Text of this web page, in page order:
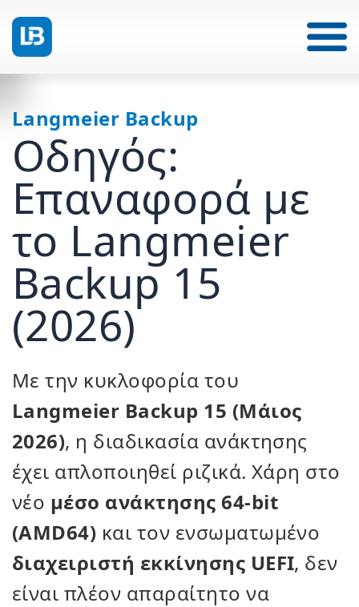
Langmeier Backup
Οδηγός:
Επαναφορά με
το Langmeier
Backup 15
(2026)
Με την κυκλοφορία του
Langmeier Backup 15 (Μάιος
2026), η διαδικασία ανάκτησης
έχει απλοποιηθεί ριζικά. Χάρη στο
νέο μέσο ανάκτησης 64-bit
(AMD64) και τον ενσωματωμένο
διαχειριστή εκκίνησης UEFI, δεν
είναι πλέον απαραίτητο να